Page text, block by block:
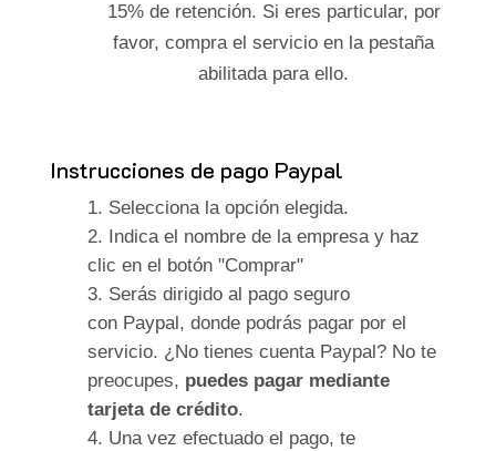
15% de retención. Si eres particular, por
favor, compra el servicio en la pestaña
abilitada para ello.
Instrucciones de pago Paypal
Selecciona la opción elegida.
Indica el nombre de la empresa y haz
clic en el botón "Comprar"
Serás dirigido al pago seguro
con Paypal, donde podrás pagar por el
servicio. ¿No tienes cuenta Paypal? No te
preocupes, puedes pagar mediante
tarjeta de crédito.
Una vez efectuado el pago, te